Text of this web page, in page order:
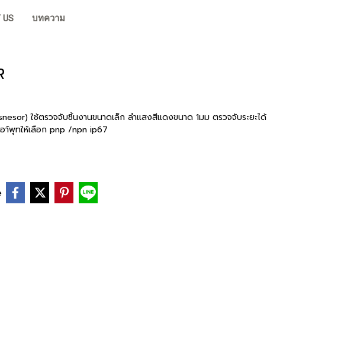
US บทความ
ใช้ตรวจจับชิ้นงานขนาดเล็ก ลำแสงสีแดงขนาด 1มม ตรวจจับระยะได้
า์พุทให้เลือก pnp /npn ip67